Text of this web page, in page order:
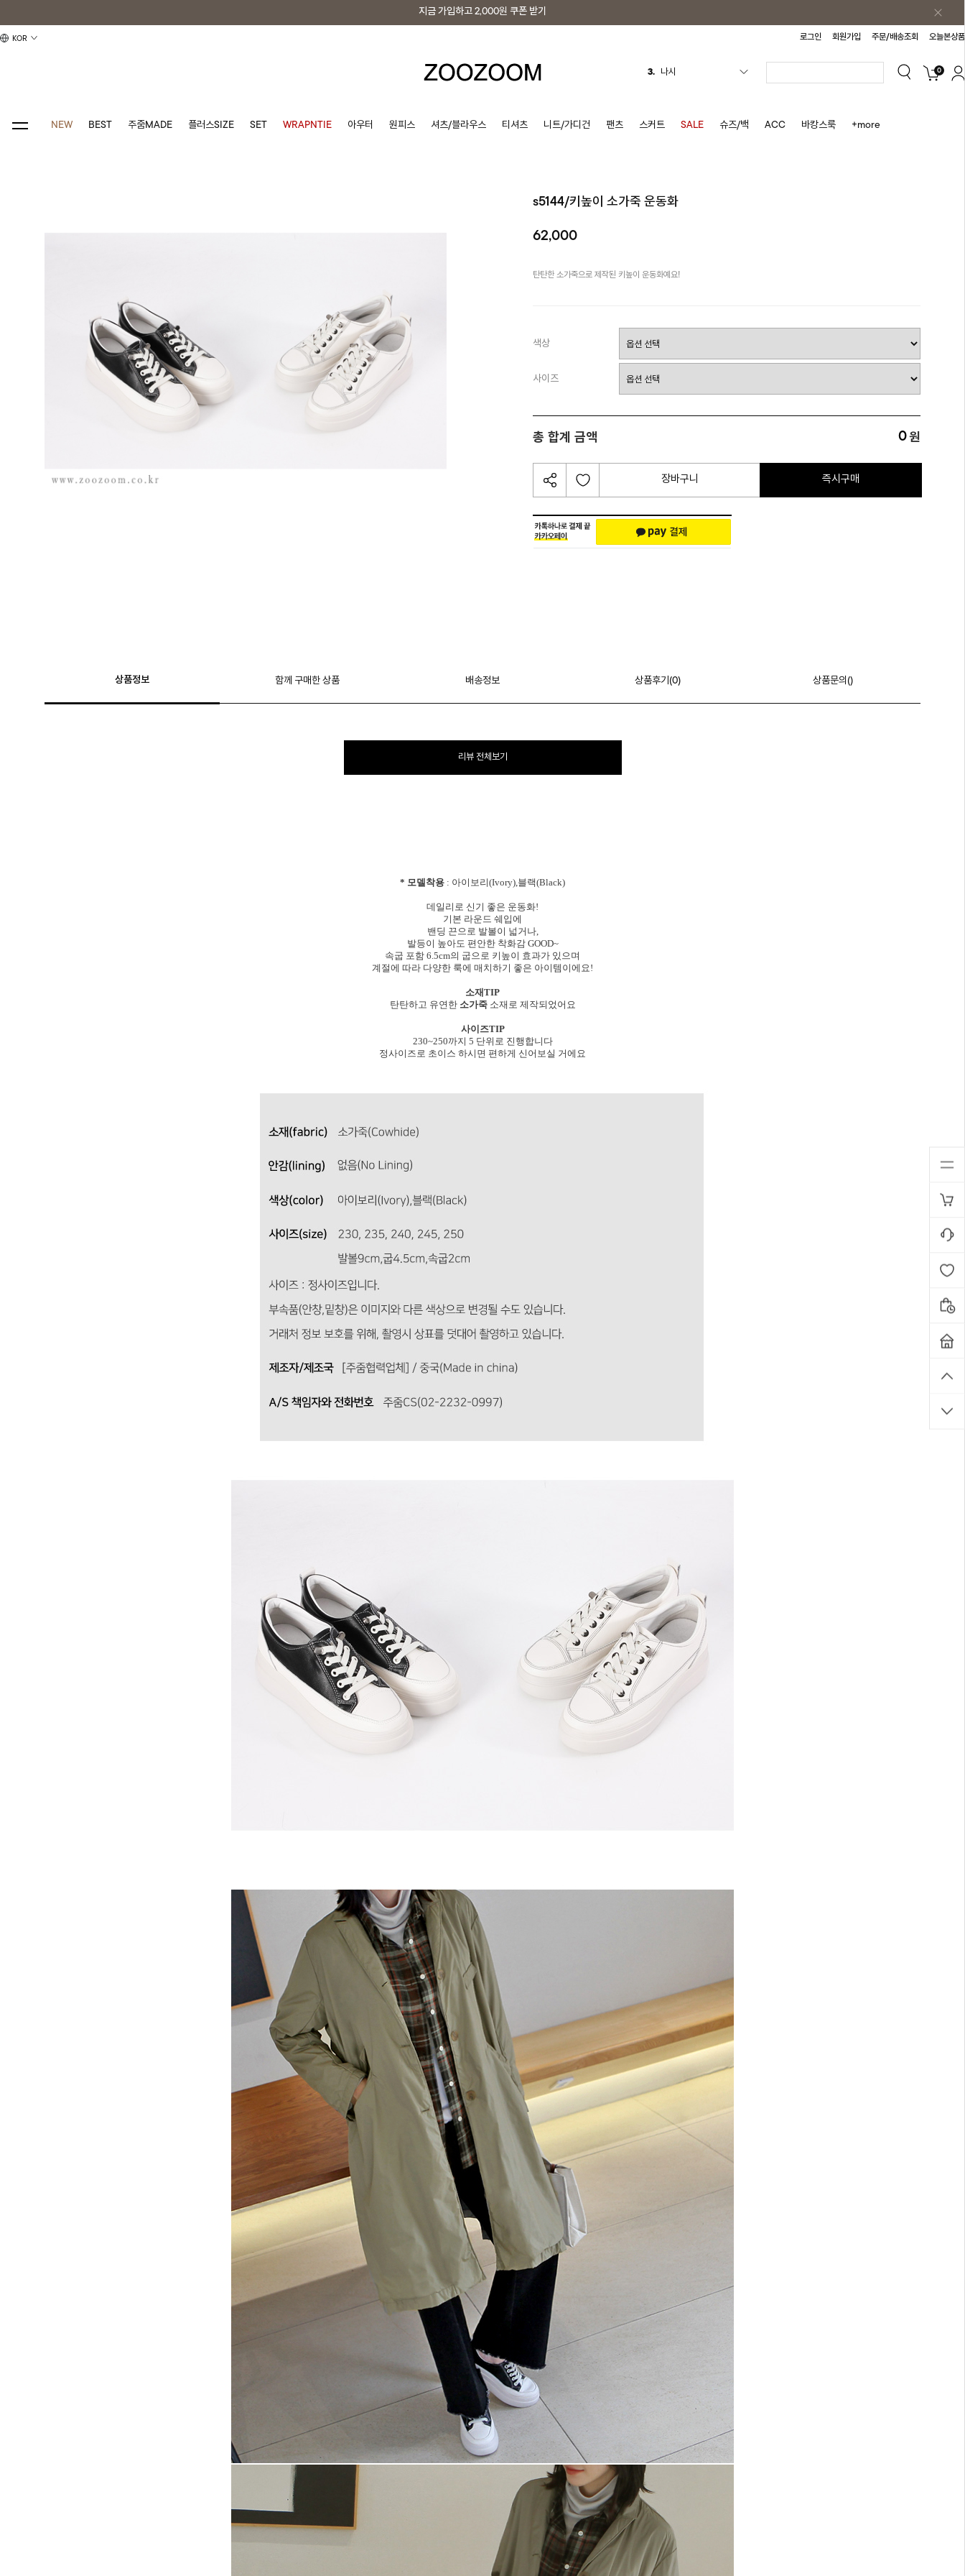
지금 가입하고 2,000원 쿠폰 받기
KOR 로그인 회원가입 주문/배송조회 오늘본상품
4. 티셔츠
6.
10. 자켓
3. 나시
0
NEW BEST 주줌MADE 플러스SIZE SET WRAPNTIE 아우터 원피스 셔츠/블라우스 티셔츠 니트/가디건 팬츠 스커트 SALE 슈즈/백 ACC 바캉스룩 +more
s5144/키높이 소가죽 운동화
62,000
탄탄한 소가죽으로 제작된 키높이 운동화예요!
색상
사이즈
총 합계 금액 0원
장바구니 즉시구매
상품정보 함께 구매한 상품 배송정보 상품후기(0) 상품문의()
리뷰 전체보기
* 모델착용 : 아이보리(Ivory),블랙(Black)
데일리로 신기 좋은 운동화!
기본 라운드 쉐입에
밴딩 끈으로 발볼이 넓거나,
발등이 높아도 편안한 착화감 GOOD~
속굽 포함 6.5cm의 굽으로 키높이 효과가 있으며
계절에 따라 다양한 룩에 매치하기 좋은 아이템이에요!
소재TIP
탄탄하고 유연한 소가죽소재로 제작되었어요
사이즈TIP
230~250까지 5 단위로 진행합니다
정사이즈로 초이스 하시면 편하게 신어보실 거에요